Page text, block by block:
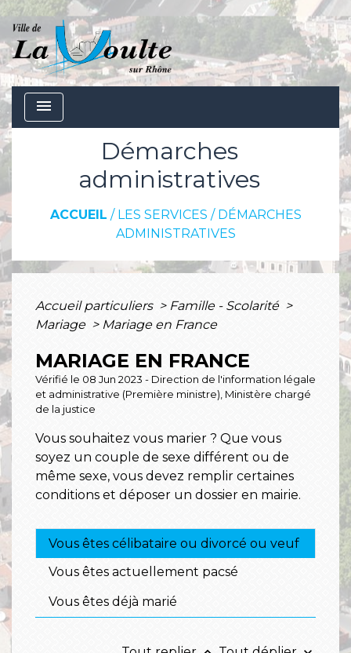
menu
Démarches
administratives
ACCUEIL / LES SERVICES / DÉMARCHES
ADMINISTRATIVES
Accueil particuliers > Famille - Scolarité >
Mariage > Mariage en France
MARIAGE EN FRANCE
Vérifié le 08 Jun 2023 - Direction de l'information légale
et administrative (Première ministre), Ministère chargé
de la justice
Vous souhaitez vous marier ? Que vous
soyez un couple de sexe différent ou de
même sexe, vous devez remplir certaines
conditions et déposer un dossier en mairie.
Vous êtes célibataire ou divorcé ou veuf
Vous êtes actuellement pacsé
Vous êtes déjà marié